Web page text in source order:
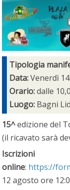
Tipologia
Data:Venerdì
Orario:dalle
Luogo: Bagni
15^edizione del
(il ricavato sarà
Iscrizioni
online: https://
12 agosto ore